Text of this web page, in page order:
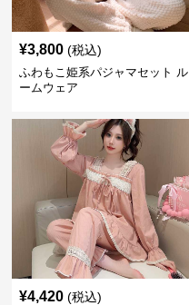
¥3,800 (税込)
ふわもこ姫系パジャマセット ル
ームウェア
¥4,420 (税込)